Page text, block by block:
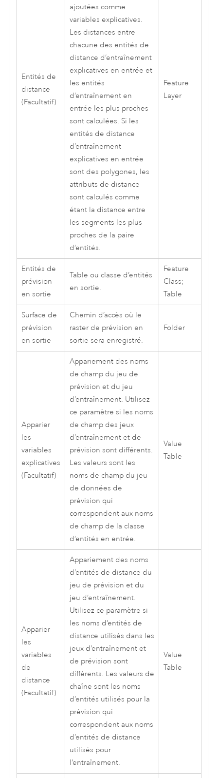
Entités de
distance
(Facultatif)
ajoutées comme
variables explicatives.
Les distances entre
chacune des entités de
distance d’entraînement
explicatives en entrée et
les entités
d’entraînement en
entrée les plus proches
sont calculées. Si les
entités de distance
d’entraînement
explicatives en entrée
sont des polygones, les
attributs de distance
sont calculés comme
étant la distance entre
les segments les plus
proches de la paire
d’entités.
Feature
Layer
Entités de
prévision
en sortie
Table ou classe d’entités
en sortie.
Feature
Class;
Table
Surface de
prévision
en sortie
Chemin d’accès où le
raster de prévision en
sortie sera enregistré.
Folder
Apparier
les
variables
explicatives
(Facultatif)
Appariement des noms
de champ du jeu de
prévision et du jeu
d’entraînement. Utilisez
ce paramètre si les noms
de champ des jeux
d’entraînement et de
prévision sont différents.
Les valeurs sont les
noms de champ du jeu
de données de
prévision qui
correspondent aux noms
de champ de la classe
d’entités en entrée.
Value
Table
Apparier
les
variables
de
distance
(Facultatif)
Appariement des noms
d’entités de distance du
jeu de prévision et du
jeu d’entraînement.
Utilisez ce paramètre si
les noms d’entités de
distance utilisés dans les
jeux d’entraînement et
de prévision sont
différents. Les valeurs de
chaîne sont les noms
d’entités utilisés pour la
prévision qui
correspondent aux noms
d’entités de distance
utilisés pour
l’entraînement.
Value
Table